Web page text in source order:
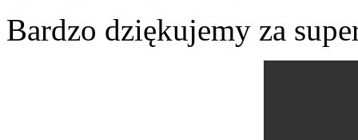
Bardzo dziękujemy za